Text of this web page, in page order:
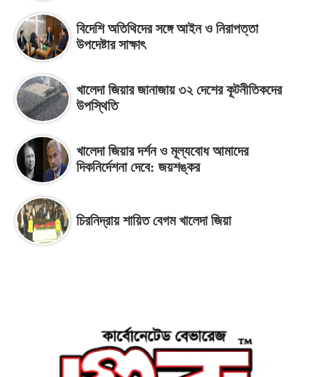
বিদেশি অতিথিদের সঙ্গে আইন ও নিরাপত্তা
উপদেষ্টার সাক্ষাৎ
খালেদা জিয়ার জানাজায় ৩২ দেশের কূটনীতিকদের
উপস্থিতি
খালেদা জিয়ার দর্শন ও মূল্যবোধ আমাদের
দিকনির্দেশনা দেবে: জয়শঙ্কর
চিরনিদ্রায় শায়িত বেগম খালেদা জিয়া